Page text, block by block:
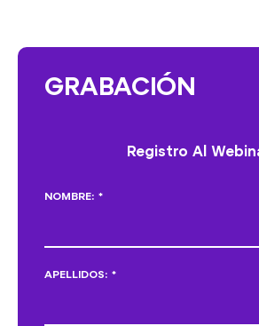
GRABACIÓN
Registro Al
*
NOMBRE:
*
APELLIDOS: